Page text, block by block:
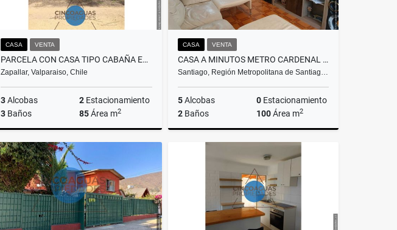
CASA VENTA
PARCELA CON CASA TIPO CABAÑA EN FORESTA DE ZAPALLAR
Zapallar, Valparaiso, Chile
3Alcobas 2 Estacionamiento
3 Baños 85Área m2
CASA VENTA
CASA A MINUTOS METRO CARDENAL CARO
Santiago, Región Metropolitana de Santiag…
5Alcobas 0Estacionamiento
2Baños 100Área m2
$125.000.000